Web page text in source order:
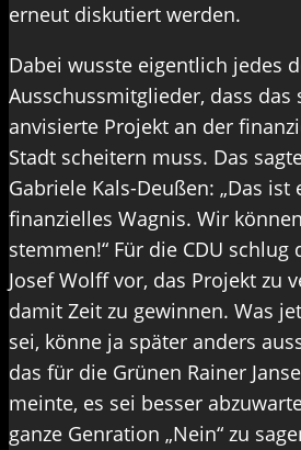
erneut diskutiert werden.
Dabei wusste eigentlich jedes
Ausschussmitglieder, dass das
anvisierte Projekt an der
Stadt scheitern muss. Das
Gabriele Kals-Deußen: „Das ist
finanzielles Wagnis. Wir
stemmen!“ Für die CDU schlug
Josef Wolff vor, das Projekt zu
damit Zeit zu gewinnen. Was
sei, könne ja später anders
das für die Grünen Rainer
meinte, es sei besser
ganze Genration „Nein“ zu